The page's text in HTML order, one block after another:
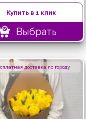
Купить в 1 клик
Выбрать
доставка по городу